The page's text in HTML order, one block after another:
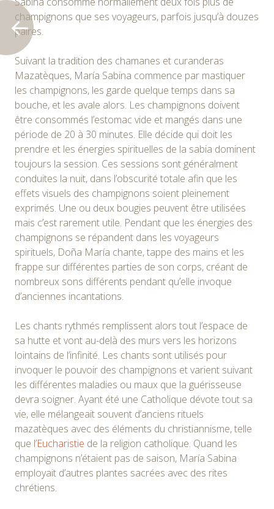
champignons que ses voyageurs, parfois jusqu’à douzes
paires.
Suivant la tradition des chamanes et curanderas
Mazatèques, María Sabina commence par mastiquer
les champignons, les garde quelque temps dans sa
bouche, et les avale alors. Les champignons doivent
être consommés l’estomac vide et mangés dans une
période de 20 à 30 minutes. Elle décide qui doit les
prendre et les énergies spirituelles de la sabia dominent
toujours la session. Ces sessions sont généralment
conduites la nuit, dans l’obscurité totale afin que les
effets visuels des champignons soient pleinement
exprimés. Une ou deux bougies peuvent être utilisées
mais c’est rarement utile. Pendant que les énergies des
champignons se répandent dans les voyageurs
spirituels, Doña María chante, tappe des mains et les
frappe sur différentes parties de son corps, créant de
nombreux sons différents pendant qu’elle invoque
d’anciennes incantations.
Les chants rythmés remplissent alors tout l’espace de
sa hutte et vont au-delà des murs vers les horizons
lointains de l’infinité. Les chants sont utilisés pour
invoquer le pouvoir des champignons et varient suivant
les différentes maladies ou maux que la guérisseuse
devra soigner. Ayant été une Catholique dévote tout sa
vie, elle mélangeait souvent d’anciens rituels
mazatèques avec des éléments du christiannisme, telle
que l’Eucharistie de la religion catholique. Quand les
champignons n’étaient pas de saison, María Sabina
employait d’autres plantes sacrées avec des rites
chrétiens.